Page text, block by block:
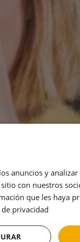
anuncios y
con nuestros
que les haya
privacidad